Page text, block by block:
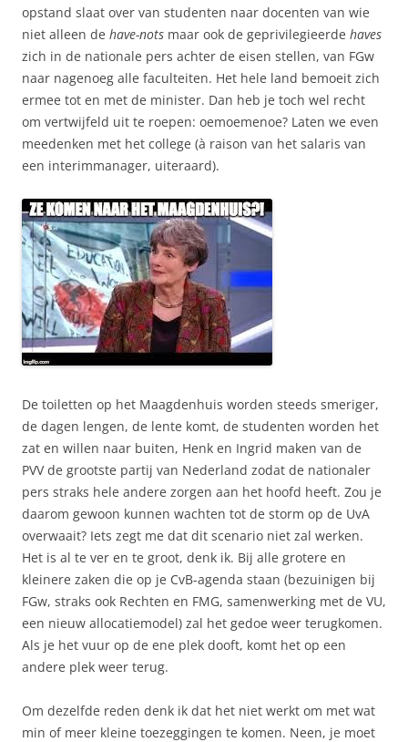
opstand slaat over van studenten naar docenten van wie
niet alleen de have-nots maar ook de geprivilegieerde haves
zich in de nationale pers achter de eisen stellen, van FGw
naar nagenoeg alle faculteiten. Het hele land bemoeit zich
ermee tot en met de minister. Dan heb je toch wel recht
om vertwijfeld uit te roepen: oemoemenoe? Laten we even
meedenken met het college (à raison van het salaris van
een interimmanager, uiteraard).
De toiletten op het Maagdenhuis worden steeds smeriger,
de dagen lengen, de lente komt, de studenten worden het
zat en willen naar buiten, Henk en Ingrid maken van de
PVV de grootste partij van Nederland zodat de nationaler
pers straks hele andere zorgen aan het hoofd heeft. Zou je
daarom gewoon kunnen wachten tot de storm op de UvA
overwaait? Iets zegt me dat dit scenario niet zal werken.
Het is al te ver en te groot, denk ik. Bij alle grotere en
kleinere zaken die op je CvB-agenda staan (bezuinigen bij
FGw, straks ook Rechten en FMG, samenwerking met de VU,
een nieuw allocatiemodel) zal het gedoe weer terugkomen.
Als je het vuur op de ene plek dooft, komt het op een
andere plek weer terug.
Om dezelfde reden denk ik dat het niet werkt om met wat
min of meer kleine toezeggingen te komen. Neen, je moet